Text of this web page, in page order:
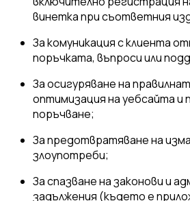
винетка при съответния
За комуникация с клиента
поръчката, въпроси или
За осигуряване на
оптимизация на уебсайта и
поръчване;
За предотвратяване на
злоупотреби;
За спазване на законови и
задължения (където е